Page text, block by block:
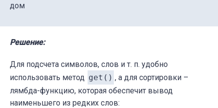
дом
Решение:
Для подсчета символов, слов и т. п. удобно
использовать метод get() , а для сортировки –
лямбда-функцию, которая обеспечит вывод
наименьшего из редких слов: